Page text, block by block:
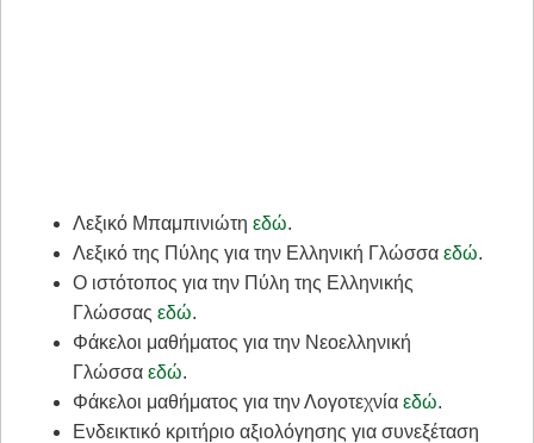
​Λεξικό Μπαμπινιώτη εδώ.
Λεξικό της Πύλης για την Ελληνική Γλώσσα εδώ.
​Ο ιστότοπος για την Πύλη της Ελληνικής
Γλώσσας εδώ.
Φάκελοι μαθήματος για την Νεοελληνική
Γλώσσα εδώ.
Φάκελοι μαθήματος για την Λογοτεχνία εδώ.
​Ενδεικτικό κριτήριο αξιολόγησης για συνεξέταση